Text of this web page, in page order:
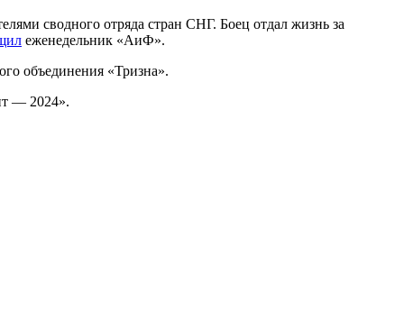
сводного отряда стран СНГ. Боец отдал жизнь за
еженедельник «АиФ».
объединения «Тризна».
— 2024».